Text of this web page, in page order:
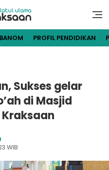
BANOM PROFIL PENDIDIKAN
Sukses gelar
di Masjid
WIB